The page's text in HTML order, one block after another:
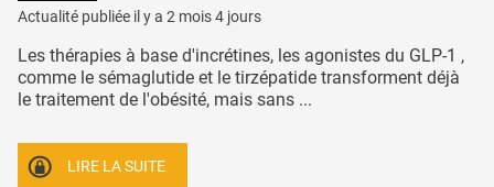
Actualité publiée il y a 2 mois 4 jours
Les thérapies à base d'incrétines, les agonistes du GLP-1 ,
comme le sémaglutide et le tirzépatide transforment déjà
le traitement de l'obésité, mais sans ...
LIRE LA SUITE